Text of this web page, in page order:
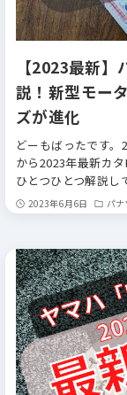
【2023最新
説！新型モー
ズが進化
どーもばったです
から2023年最新カ
ひとつひとつ解説
2023年6月6日 パナ